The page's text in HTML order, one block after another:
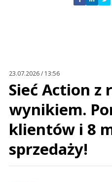
Zostaw
23.07.2026 / 13:56
Sieć Action z
wynikiem.
klientów i 8
sprzedaży!